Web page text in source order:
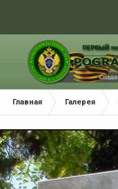
Главная Галерея